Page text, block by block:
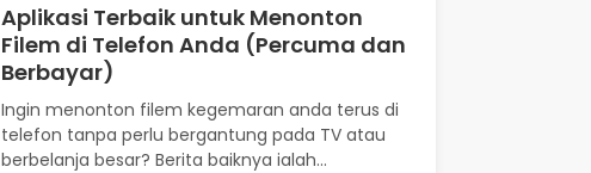
Aplikasi Terbaik untuk Menonton
Filem di Telefon Anda (Percuma dan
Berbayar)
Ingin menonton filem kegemaran anda terus di
telefon tanpa perlu bergantung pada TV atau
berbelanja besar? Berita baiknya ialah...